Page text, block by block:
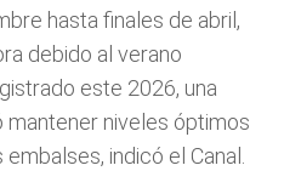
hasta finales de abril,
debido al verano
este 2026, una
niveles óptimos
indicó el Canal.